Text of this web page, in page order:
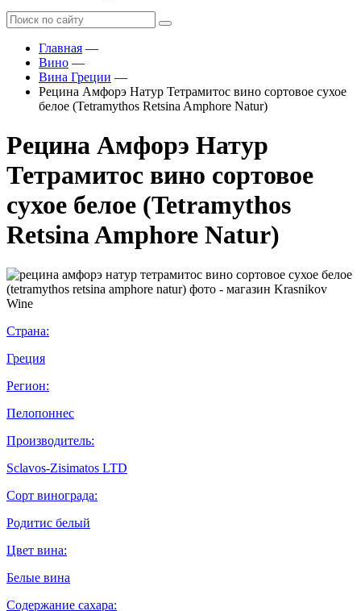
Главная —
Вино —
Вина Греции —
Рецина Амфорэ Натур Тетрамитос вино сортовое сухое
белое (Tetramythos Retsina Amphore Natur)
Рецина Амфорэ Натур
Тетрамитос вино сортовое
сухое белое (Tetramythos
Retsina Amphore Natur)
Страна:
Греция
Регион:
Пелопоннес
Производитель:
Sclavos-Zisimatos LTD
Сорт винограда:
Родитис белый
Цвет вина:
Белые вина
Содержание сахара: